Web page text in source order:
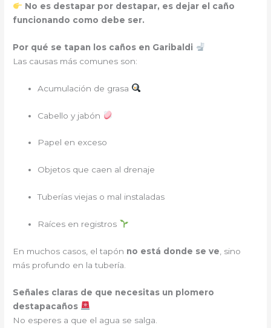
No es destapar por destapar, es dejar el caño
funcionando como debe ser.
Por qué se tapan los caños en Garibaldi
Las causas más comunes son:
Acumulación de grasa
Cabello y jabón
Papel en exceso
Objetos que caen al drenaje
Tuberías viejas o mal instaladas
Raíces en registros
En muchos casos, el tapón no está donde se ve , sino
más profundo en la tubería.
Señales claras de que necesitas un plomero
destapacaños
No esperes a que el agua se salga.